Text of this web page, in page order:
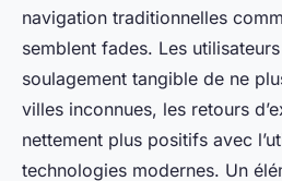
navigation traditionnelles
semblent fades. Les
soulagement tangible de ne
villes inconnues, les retours
nettement plus positifs avec
technologies modernes. Un